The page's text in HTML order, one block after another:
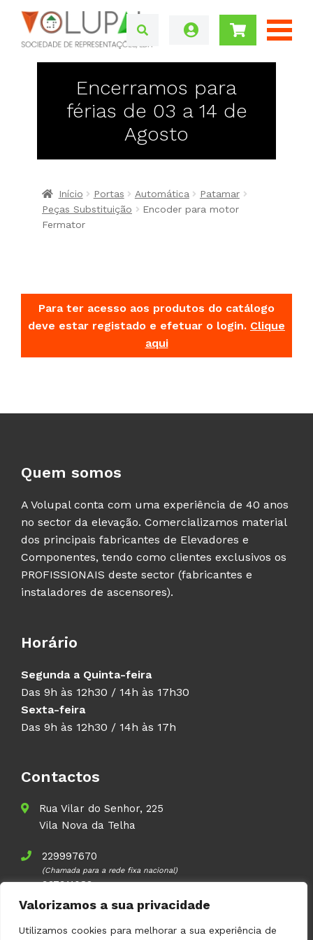
Valorizamos a sua privacidade
Utilizamos cookies para melhorar a sua experiência de
Encerramos para
férias de 03 a 14 de
Agosto
Início Portas Automática
Patamar
Peças Substituição
Encoder para motor
Fermator
Para ter acesso aos produtos do catálogo
deve estar registado e efetuar o login. Clique
aqui
Quem somos
A Volupal conta com uma experiência de 40 anos
no sector da elevação. Comercializamos material
dos principais fabricantes de Elevadores e
Componentes, tendo como clientes exclusivos os
PROFISSIONAIS deste sector (fabricantes e
instaladores de ascensores).
Horário
Segunda a Quinta-feira
Das 9h às 12h30 / 14h às 17h30
Sexta-feira
Das 9h às 12h30 / 14h às 17h
Contactos
Rua Vilar do Senhor, 225
Vila Nova da Telha
229997670
(Chamada para a rede fixa nacional)
937911083
(Chamada para a rede móvel nacional)
geral@volupal.pt